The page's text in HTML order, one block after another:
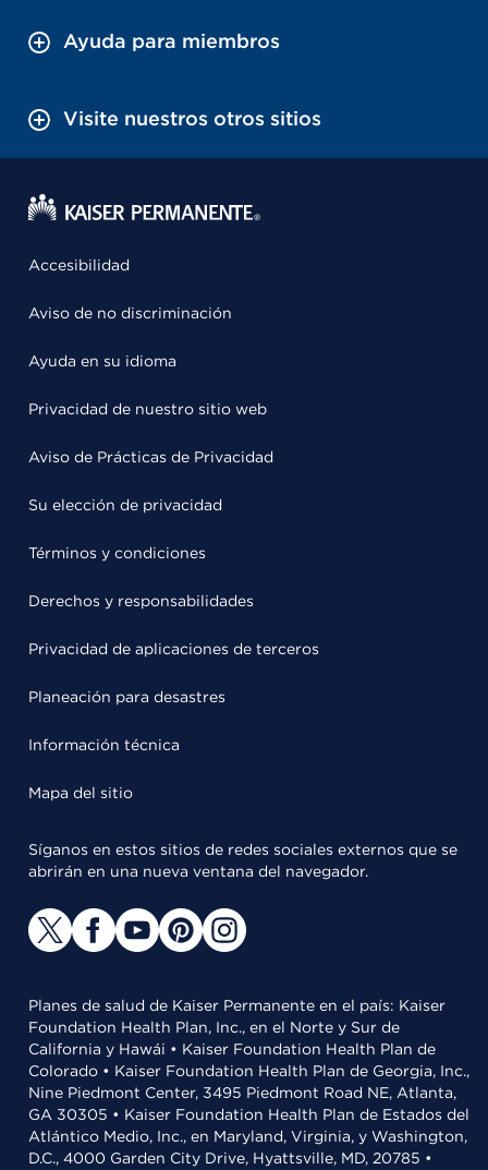
Ayuda para miembros
Visite nuestros otros sitios
Accesibilidad
Aviso de no discriminación
Ayuda en su idioma
Privacidad de nuestro sitio web
Aviso de Prácticas de Privacidad
Su elección de privacidad
Términos y condiciones
Derechos y responsabilidades
Privacidad de aplicaciones de terceros
Planeación para desastres
Información técnica
Mapa del sitio
Síganos en estos sitios de redes sociales externos que se
abrirán en una nueva ventana del navegador.
Planes de salud de Kaiser Permanente en el país: Kaiser
Foundation Health Plan, Inc., en el Norte y Sur de
California y Hawái • Kaiser Foundation Health Plan de
Colorado • Kaiser Foundation Health Plan de Georgia, Inc.,
Nine Piedmont Center, 3495 Piedmont Road NE, Atlanta,
GA 30305 • Kaiser Foundation Health Plan de Estados del
Atlántico Medio, Inc., en Maryland, Virginia, y Washington,
D.C., 4000 Garden City Drive, Hyattsville, MD, 20785 •